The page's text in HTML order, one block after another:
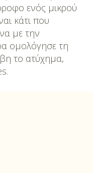
ενός μικρού
κάτι που
με την
ομολόγησε τη
το ατύχημα,